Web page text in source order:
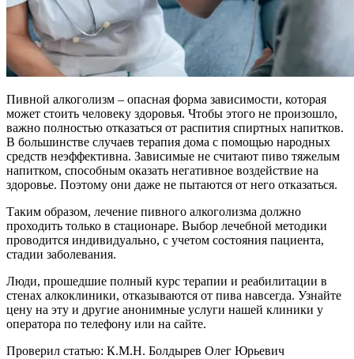
Пивной алкоголизм – опасная форма зависимости, которая
может стоить человеку здоровья. Чтобы этого не произошло,
важно полностью отказаться от распития спиртных напитков.
В большинстве случаев терапия дома с помощью народных
средств неэффективна. Зависимые не считают пиво тяжелым
напитком, способным оказать негативное воздействие на
здоровье. Поэтому они даже не пытаются от него отказаться.
Таким образом, лечение пивного алкоголизма должно
проходить только в стационаре. Выбор лечебной методики
проводится индивидуально, с учетом состояния пациента,
стадии заболевания.
Люди, прошедшие полный курс терапии и реабилитации в
стенах алкоклиники, отказываются от пива навсегда. Узнайте
цену на эту и другие анонимные услуги нашей клиники у
оператора по телефону или на сайте.
Проверил статью: К.М.Н. Болдырев Олег Юрьевич